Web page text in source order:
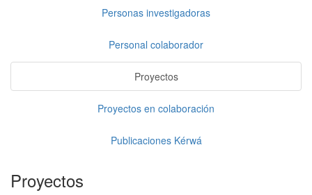
Personas investigadoras
Personal colaborador
Proyectos
Proyectos en colaboración
Publicaciones Kérwá
Proyectos